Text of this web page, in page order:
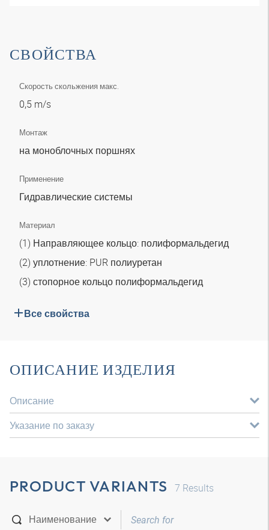
СВОЙСТВА
Скорость скольжения макс.
0,5 m/s
Монтаж
на моноблочных поршнях
Применение
Гидравлические системы
Материал
(1) Направляющее кольцо: полиформальдегид
(2) уплотнение: PUR полиуретан
(3) стопорное кольцо полиформальдегид
Все свойства
ОПИСАНИЕ ИЗДЕЛИЯ
Описание
Указание по заказу
PRODUCT VARIANTS 7 Results